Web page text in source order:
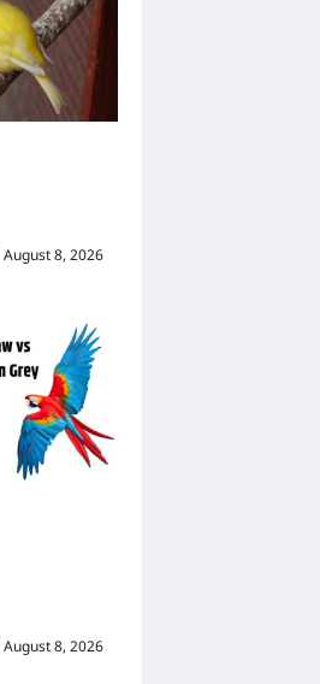
August 8, 2026
August 8, 2026